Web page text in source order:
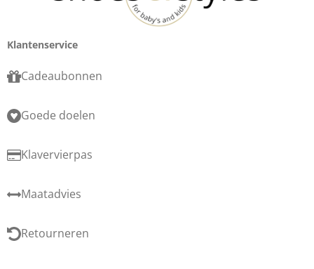
Klantenservice
Cadeaubonnen
Goede doelen
Klavervierpas
Maatadvies
Retourneren